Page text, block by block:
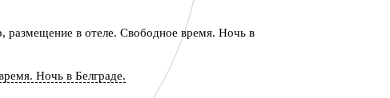
размещение в отеле. Свободное время. Ночь в
Ночь в Белграде.